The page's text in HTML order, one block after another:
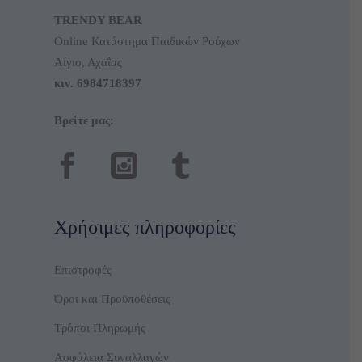
TRENDY BEAR
Online Κατάστημα Παιδικών Ρούχων
Αίγιο, Αχαΐας
κιν. 6984718397
Βρείτε μας:
Χρήσιμες πληροφορίες
Επιστροφές
Όροι και Προϋποθέσεις
Τρόποι Πληρωμής
Ασφάλεια Συναλλαγών